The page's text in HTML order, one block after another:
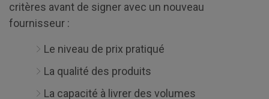
critères avant de signer avec un nouveau
fournisseur :
Le niveau de prix pratiqué
La qualité des produits
La capacité à livrer des volumes